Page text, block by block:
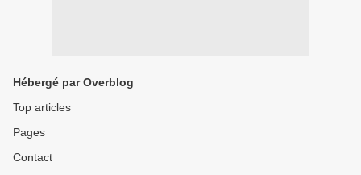
Hébergé par Overblog
Top articles
Pages
Contact